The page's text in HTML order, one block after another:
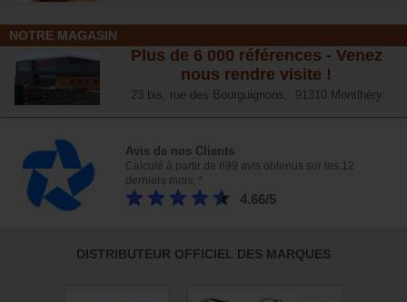
NOTRE MAGASIN
Plus de 6 000 références - Venez
nous rendre visite !
23 bis, rue des Bourguignons, 91310 Montlhéry
Avis de nos Clients
Calculé à partir de 699 avis obtenus sur les 12
derniers mois. *
4.66/5
DISTRIBUTEUR OFFICIEL DES MARQUES